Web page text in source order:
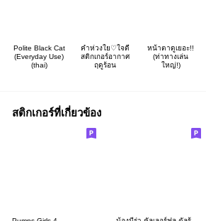
Polite Black Cat
(Everyday Use)
(thai)
คำห่วงใย♡ใจดี
สติกเกอร์อากาศ
ฤดูร้อน
หน้าตาดูเยอะ!!
(ท่าทางเล่น
ใหญ่!)
สติกเกอร์ที่เกี่ยวข้อง